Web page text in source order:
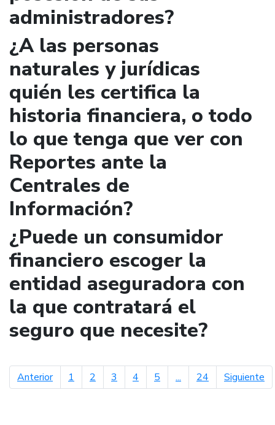
administradores?
¿A las personas
naturales y jurídicas
quién les certifica la
historia financiera, o todo
lo que tenga que ver con
Reportes ante la
Centrales de
Información?
¿Puede un consumidor
financiero escoger la
entidad aseguradora con
la que contratará el
seguro que necesite?
Anteriorpágina anterior
1 2 3 4 5 ... 24 Siguiente